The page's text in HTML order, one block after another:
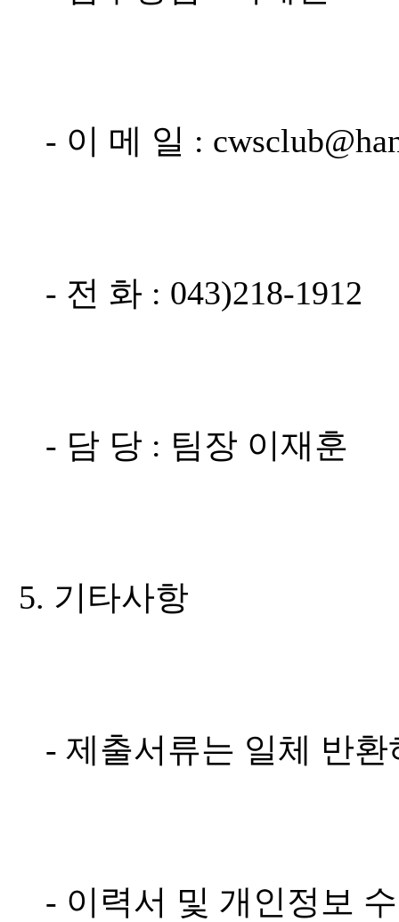
- 이 메 일 :
- 전 화 : 043)218-1912
- 담 당 : 팀장 이재훈
5. 기타사항
- 제출서류는 일체 반환
- 이력서 및 개인정보